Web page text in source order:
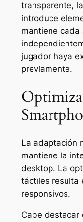
transparente,
introduce
mantiene cada
jugador haya
previamente.
La adaptación
mantiene la
desktop. La
táctiles resulta
responsivos.
Cabe destacar